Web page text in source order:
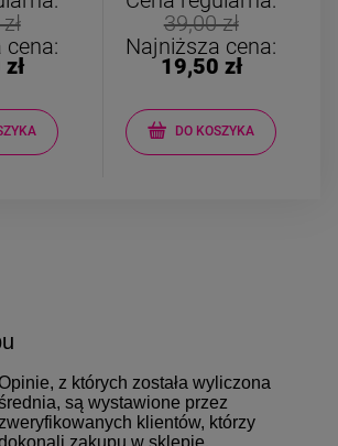
STAL
Bransoletka
CHIRURGICZNA
cyrkonie
DO KOSZYKA
cena:
39,00 zł
Najniższa cena:
19,50 zł
DO KOSZYKA
z których została wyliczona
są wystawione przez
zweryfikowanych klientów, którzy
zakupu w sklepie.